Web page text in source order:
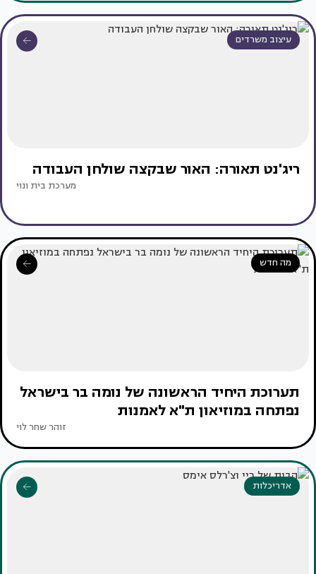
עיצוב משרדים
ריג'נט תאורה: האור שבקצה שולחן העבודה
מערכת בית ונוי
מה חדש
תערוכת היחיד הראשונה של נומה בר בישראל
נפתחה במוזיאון ת"א לאמנות
זוהר שחר לוי
אדריכלות